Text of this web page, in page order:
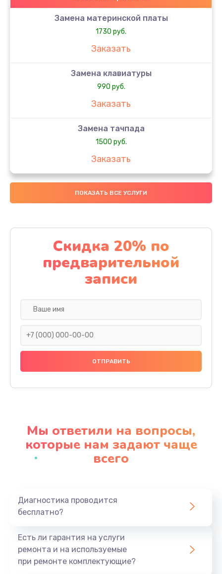
Замена материнской платы
1730 руб.
Заказать
Замена клавиатуры
990 руб.
Заказать
Замена тачпада
1500 руб.
Заказать
Замена южного моста
1950 руб.
Чистка от пыли
1060 руб.
Заказать
Ремонт подсветки
1200 руб.
Заказать
Замена видеочипа
Ремонт разъема питания
Заказать
ПОКАЗАТЬ ВСЕ УСЛУГИ
Скидка 20% по
предварительной
записи
Мы ответили на вопросы,
которые нам задают чаще
всего
Диагностика проводится
бесплатно?
Есть ли гарантия на услуги
ремонта и на используемые
при ремонте комплектующие?